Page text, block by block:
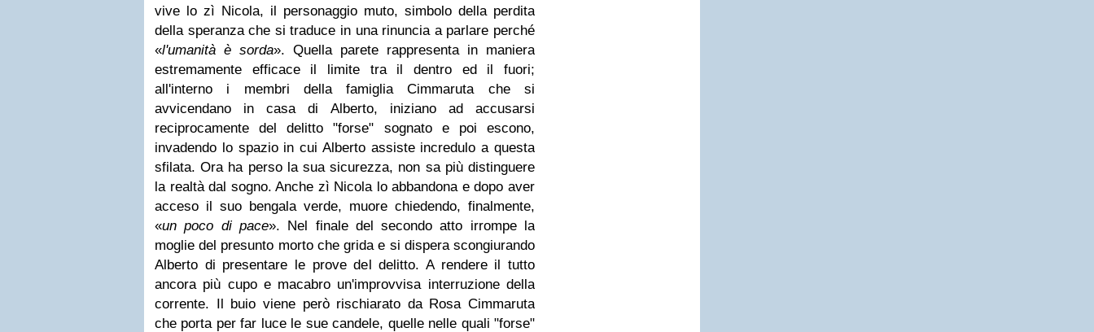
vive lo zì Nicola, il personaggio muto, simbolo della perdita
della speranza che si traduce in una rinuncia a parlare perché
«l'umanità è sorda». Quella parete rappresenta in maniera
estremamente efficace il limite tra il dentro ed il fuori;
all'interno i membri della famiglia Cimmaruta che si
avvicendano in casa di Alberto, iniziano ad accusarsi
reciprocamente del delitto "forse" sognato e poi escono,
invadendo lo spazio in cui Alberto assiste incredulo a questa
sfilata. Ora ha perso la sua sicurezza, non sa più distinguere
la realtà dal sogno. Anche zì Nicola lo abbandona e dopo aver
acceso il suo bengala verde, muore chiedendo, finalmente,
«un poco di pace». Nel finale del secondo atto irrompe la
moglie del presunto morto che grida e si dispera scongiurando
Alberto di presentare le prove del delitto. A rendere il tutto
ancora più cupo e macabro un'improvvisa interruzione della
corrente. Il buio viene però rischiarato da Rosa Cimmaruta
che porta per far luce le sue candele, quelle nelle quali "forse"